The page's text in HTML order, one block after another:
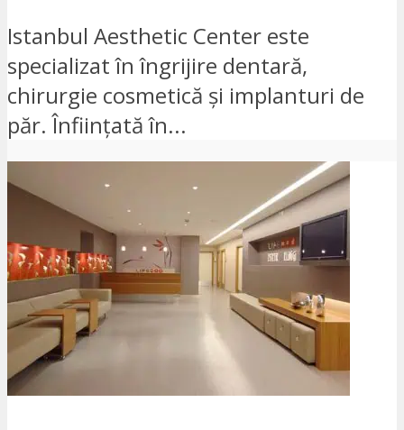
Istanbul Aesthetic Center este
specializat în îngrijire dentară,
chirurgie cosmetică și implanturi de
păr. Înființată în...